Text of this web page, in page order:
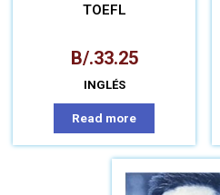
TOEFL
B/.33.25
INGLÉS
Read more